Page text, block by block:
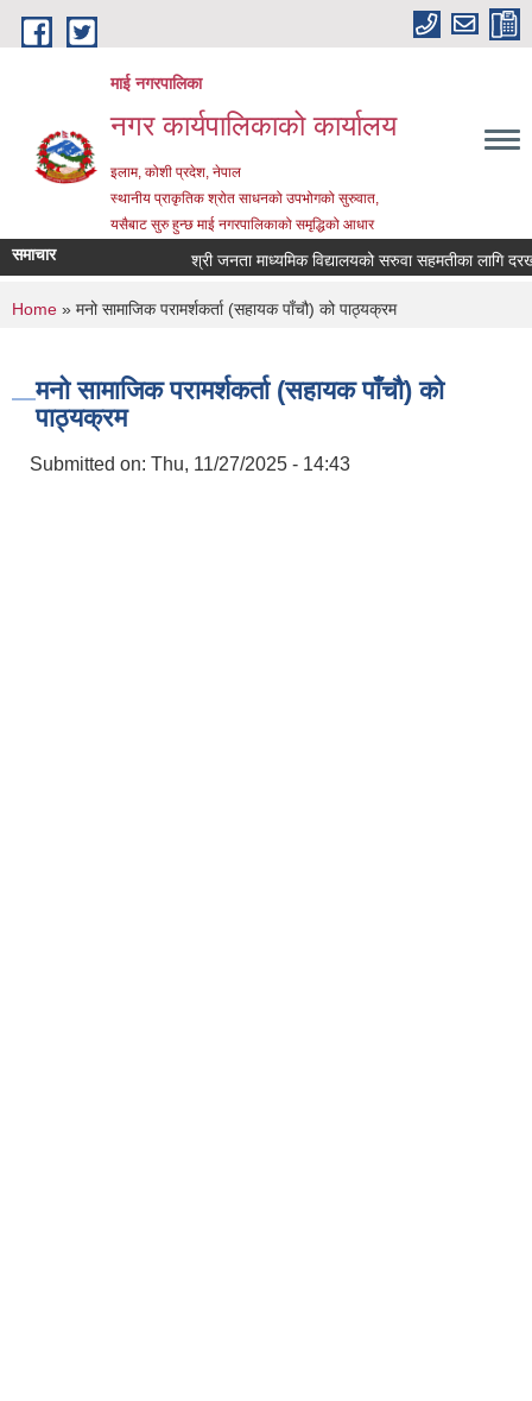
Skip to main content
माई नगरपालिका
नगर कार्यपालिकाको कार्यालय
इलाम, कोशी प्रदेश, नेपाल
स्थानीय प्राकृतिक श्रोत साधनको उपभोगको सुरुवात,
यसैबाट सुरु हुन्छ माई नगरपालिकाको समृद्धिको आधार
समाचार श्री जनता माध्यमिक विद्यालयको सरुवा सहमतीका लागि
You are here
Home » मनो सामाजिक परामर्शकर्ता (सहायक पाँचौ) को पाठ्यक्रम
मनो सामाजिक परामर्शकर्ता (सहायक पाँचौ) को
पाठ्यक्रम
Submitted on: Thu, 11/27/2025 - 14:43